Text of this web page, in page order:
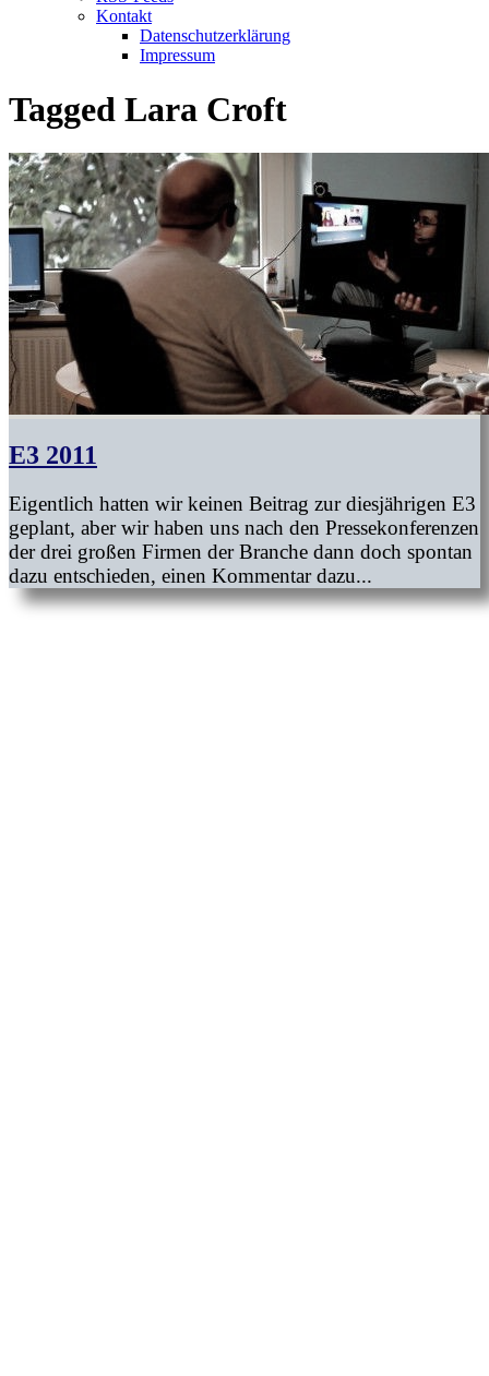
Kontakt
Datenschutzerklärung
Impressum
Tagged Lara Croft
E3 2011
Eigentlich hatten wir keinen Beitrag zur diesjährigen E3
geplant, aber wir haben uns nach den Pressekonferenzen
der drei großen Firmen der Branche dann doch spontan
dazu entschieden, einen Kommentar dazu...